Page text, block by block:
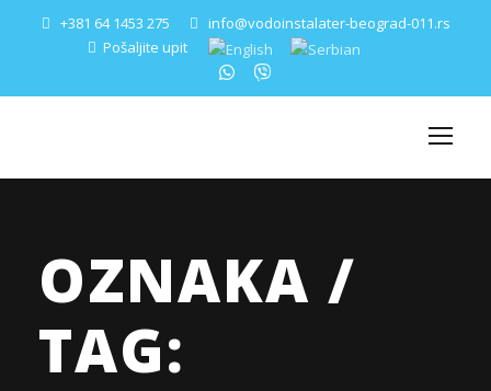
+381 64 1453 275
info@vodoinstalater-beograd-011.rs
Pošaljite upit
OZNAKA /
TAG: